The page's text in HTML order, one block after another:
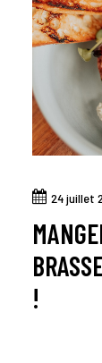
24 juillet
!